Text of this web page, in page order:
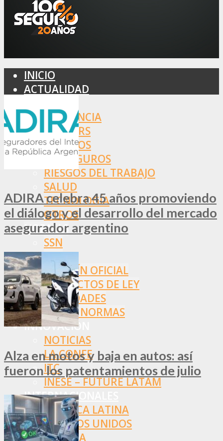
INICIO
ACTUALIDAD
ASISTENCIA
BROKERS
SEGUROS
REASEGUROS
RIESGOS DEL TRABAJO
SALUD
TECNOLOGÍA
OTROS
NORMAS
SSN
SRT
BOLETÍN OFICIAL
PROYECTOS DE LEY
SOCIEDADES
OTRAS NORMAS
INNOVACIÓN
NOTICIAS
LA CONFE
ITC
INESE – FÜTURE LATAM
INTERNACIONALES
AMÉRICA LATINA
ESTADOS UNIDOS
EUROPA
ADIRA celebra 45 años promoviendo
el diálogo y el desarrollo del mercado
asegurador argentino
Alza en motos y baja en autos: así
fueron los patentamientos de julio